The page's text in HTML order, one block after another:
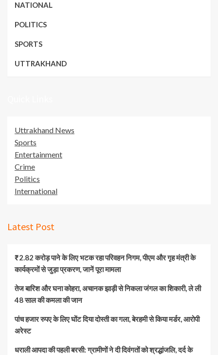
NATIONAL
POLITICS
SPORTS
UTTRAKHAND
Uttrakhand News
Sports
Entertainment
Crime
Politics
International
Latest Post
₹2.82 करोड़ पाने के लिए भटक रहा परिवहन निगम, पीएम और गृह मंत्री के
कार्यक्रमों से जुड़ा प्रकरण, जानें पूरा मामला
तेज बारिश और घना कोहरा, अचानक झाड़ी से निकला जंगल का शिकारी, ले ली
48 साल की कमला की जान
पांच हजार रुपए के लिए घोंट दिया दोस्ती का गला, बेरहमी से किया मर्डर, आरोपी
अरेस्ट
धराली आपदा की पहली बरसी: ग्रामीणों ने दी दिवंगतों को श्रद्धांजलि, दर्द के